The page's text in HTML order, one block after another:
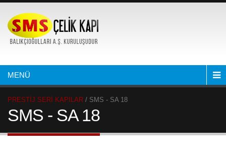
MENÜ
PRESTİJ SERİ KAPILAR / SMS - SA 18
SMS - SA 18